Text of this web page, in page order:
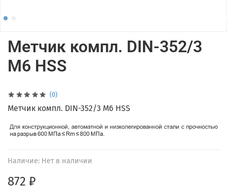
(0)
Наличие: Нет в наличии
Метчик компл. DIN-352/3
М6 HSS
872 ₽
Метчик компл. DIN-352/3 М6 HSS